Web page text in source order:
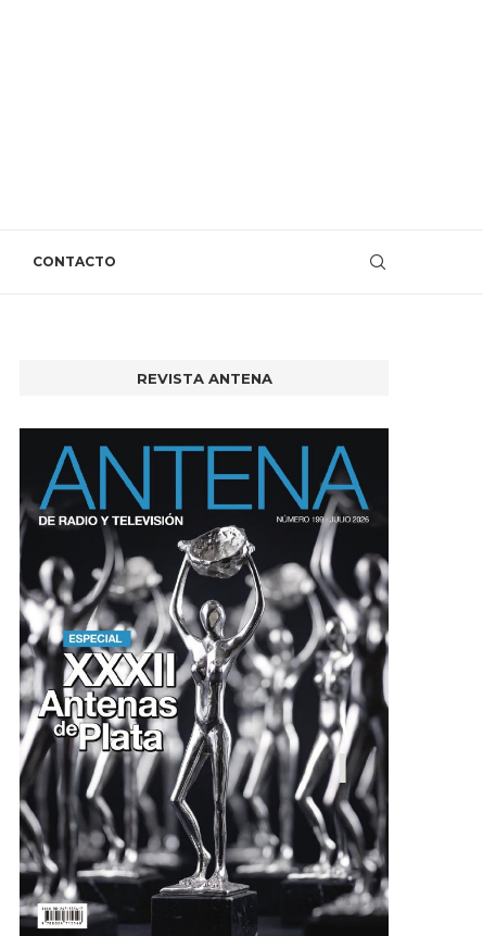
CONTACTO
REVISTA ANTENA